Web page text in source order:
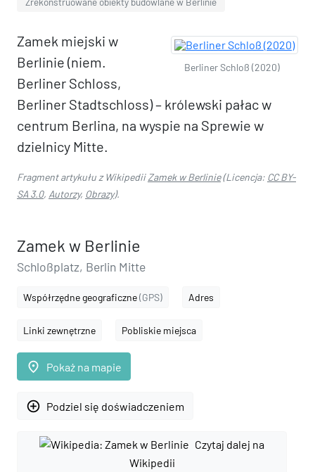
Berliner Schloß (2020)
Zamek miejski w
Berlinie (niem.
Berliner Schloss,
Berliner Stadtschloss) – królewski pałac w
centrum Berlina, na wyspie na Sprewie w
dzielnicy Mitte.
Fragment artykułu z WikipediiZamek w Berlinie(Licencja: CC BY-
SA 3.0, Autorzy, Obrazy).
Zamek w Berlinie
Schloßplatz, Berlin Mitte
Współrzędne geograficzne(GPS) Adres
Linki zewnętrzne Pobliskie miejsca
place Pokaż na mapie
add_circle_outline Podziel się doświadczeniem
Czytaj dalej na
Wikipedii